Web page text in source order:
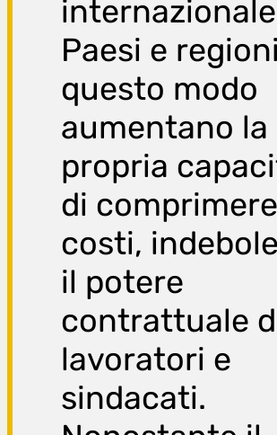
Paesi e
questo modo
aumentano la
propria
di
costi,
il potere
contrattuale
lavoratori e
sindacati.